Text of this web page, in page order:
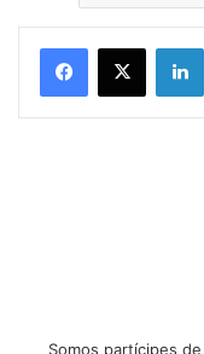
Somos partícipes